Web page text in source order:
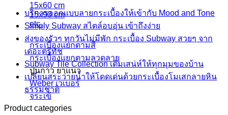
15x60 cm
15x90 cm
etc.
กระเบื้องแยกตามสี
กระเบื้องแยกตามลวดลาย
ปูนกาว ยาแนว
Weber เวเบอร์
จระเข้
บริการออกแบบลายกระเบื้องให้เข้ากับ Mood and Tone
Simply Subway สไตล์อบอุ่น เข้าถึงง่าย
ส่งของรัวๆ ทุกวันไม่มีพัก กระเบื้อง Subway สวยๆ จาก
เดอะตรีทัช
Subway Tile Collection เติมเสน่ห์ให้ทุกมุมของบ้าน
เปลี่ยนสระว่ายน้ำให้โดดเด่นด้วยกระเบื้องโมเสกลายหิน
ธรรมชาติ
Product categories